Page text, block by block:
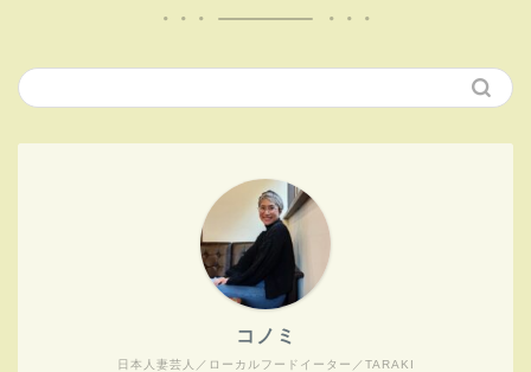
日本人妻芸人／ローカルフードイーター／TARAKI
コノミ